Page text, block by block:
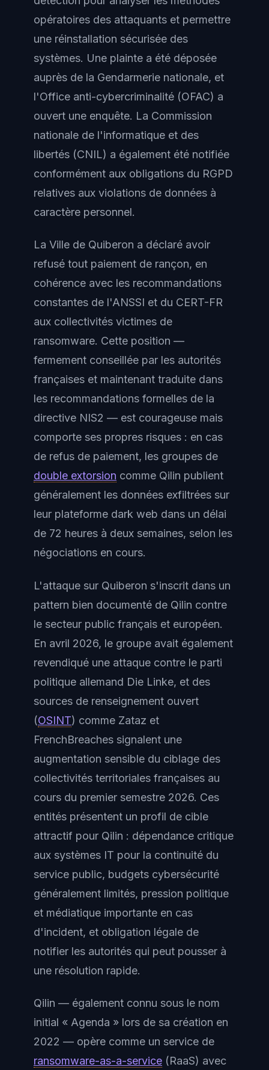
opératoires des attaquants et permettre
une réinstallation sécurisée des
systèmes. Une plainte a été déposée
auprès de la Gendarmerie nationale, et
l'Office anti-cybercriminalité (OFAC) a
ouvert une enquête. La Commission
nationale de l'informatique et des
libertés (CNIL) a également été notifiée
conformément aux obligations du RGPD
relatives aux violations de données à
caractère personnel.
La Ville de Quiberon a déclaré avoir
refusé tout paiement de rançon, en
cohérence avec les recommandations
constantes de l'ANSSI et du CERT-FR
aux collectivités victimes de
ransomware. Cette position —
fermement conseillée par les autorités
françaises et maintenant traduite dans
les recommandations formelles de la
directive NIS2 — est courageuse mais
comporte ses propres risques : en cas
de refus de paiement, les groupes de
double extorsion comme Qilin publient
généralement les données exfiltrées sur
leur plateforme dark web dans un délai
de 72 heures à deux semaines, selon les
négociations en cours.
L'attaque sur Quiberon s'inscrit dans un
pattern bien documenté de Qilin contre
le secteur public français et européen.
En avril 2026, le groupe avait également
revendiqué une attaque contre le parti
politique allemand Die Linke, et des
sources de renseignement ouvert
(OSINT) comme Zataz et
FrenchBreaches signalent une
augmentation sensible du ciblage des
collectivités territoriales françaises au
cours du premier semestre 2026. Ces
entités présentent un profil de cible
attractif pour Qilin : dépendance critique
aux systèmes IT pour la continuité du
service public, budgets cybersécurité
généralement limités, pression politique
et médiatique importante en cas
d'incident, et obligation légale de
notifier les autorités qui peut pousser à
une résolution rapide.
Qilin — également connu sous le nom
initial « Agenda » lors de sa création en
2022 — opère comme un service de
ransomware-as-a-service (RaaS) avec